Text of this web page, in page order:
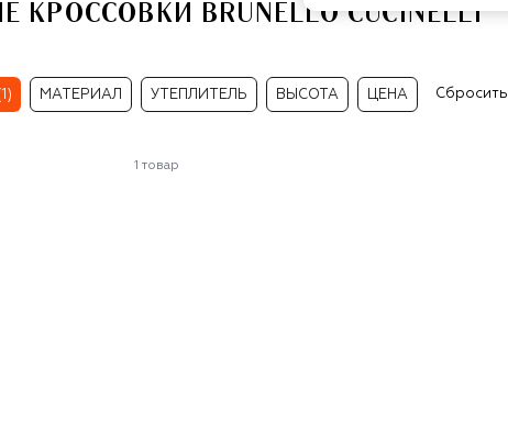
BRUNELLO CUCINELLI
МАТЕРИАЛ УТЕПЛИТЕЛЬ ВЫСОТА ЦЕНА Сбросить
1 товар